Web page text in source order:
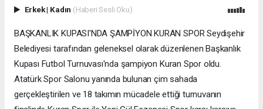
Erkek| Kadın (Haberi Sesli Oku)
BAŞKANLIK KUPASI'NDA ŞAMPİYON KURAN SPOR Seydişehir
Belediyesi tarafından geleneksel olarak düzenlenen Başkanlık
Kupası Futbol Turnuvası'nda şampiyon Kuran Spor oldu.
Atatürk Spor Salonu yanında bulunan çim sahada
gerçekleştirilen ve 18 takımın mücadele ettiği turnuvanın